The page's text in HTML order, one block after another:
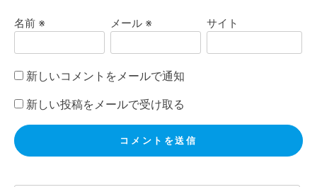
名前 ※ メール ※ サイト
新しいコメントをメールで通知
新しい投稿をメールで受け取る